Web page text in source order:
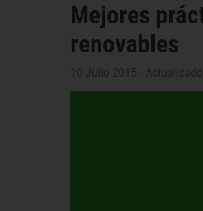
Mejores
renovables
10 Julio 2015 -